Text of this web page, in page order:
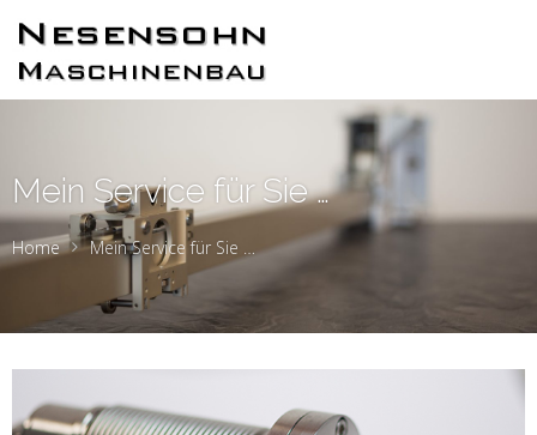
Mein Service für Sie …
Home Mein Service für Sie …